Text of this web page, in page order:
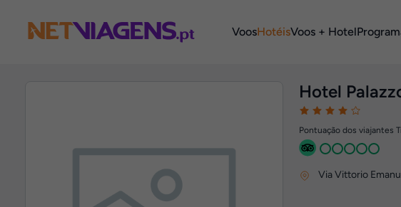
VoosHotéisVoos + Hotel
Hotel
Pontuação dos viajantes
Via Vittorio